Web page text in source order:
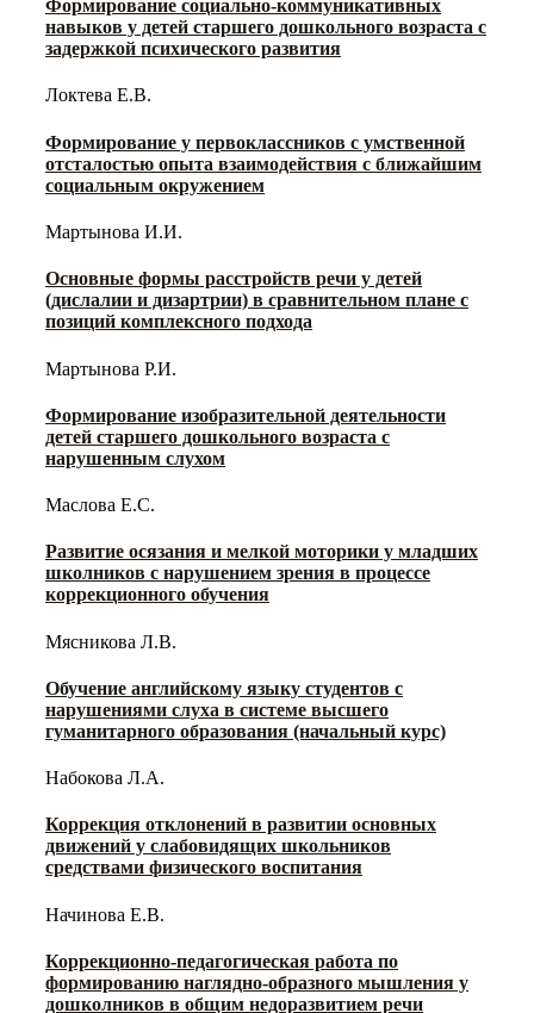
Формирование социально-коммуникативных
навыков у детей старшего дошкольного возраста с
задержкой психического развития
Локтева Е.В.
Формирование у первоклассников с умственной
отсталостью опыта взаимодействия с ближайшим
социальным окружением
Мартынова И.И.
Основные формы расстройств речи у детей
(дислалии и дизартрии) в сравнительном плане с
позиций комплексного подхода
Мартынова Р.И.
Формирование изобразительной деятельности
детей старшего дошкольного возраста с
нарушенным слухом
Маслова Е.С.
Развитие осязания и мелкой моторики у младших
школников с нарушением зрения в процессе
коррекционного обучения
Мясникова Л.В.
Обучение английскому языку студентов с
нарушениями слуха в системе высшего
гуманитарного образования (начальный курс)
Набокова Л.А.
Коррекция отклонений в развитии основных
движений у слабовидящих школьников
средствами физического воспитания
Начинова Е.В.
Коррекционно-педагогическая работа по
формированию наглядно-образного мышления у
дошколников в общим недоразвитием речи